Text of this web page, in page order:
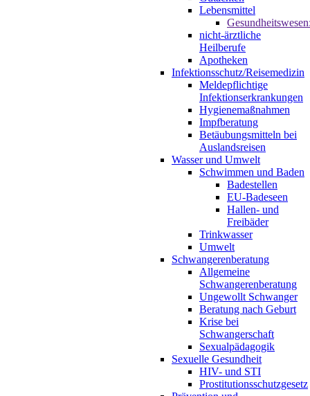
Lebensmittel
nicht-ärztliche
Heilberufe
Apotheken
Infektionsschutz/Reisemedizin
Meldepflichtige
Infektionserkrankungen
Hygienemaßnahmen
Impfberatung
Betäubungsmitteln bei
Auslandsreisen
Wasser und Umwelt
Schwimmen und Baden
Badestellen
EU-Badeseen
Hallen- und
Freibäder
Trinkwasser
Umwelt
Schwangerenberatung
Allgemeine
Schwangerenberatung
Ungewollt Schwanger
Beratung nach Geburt
Krise bei
Schwangerschaft
Sexualpädagogik
Sexuelle Gesundheit
HIV- und STI
Prostitutionsschutzgesetz